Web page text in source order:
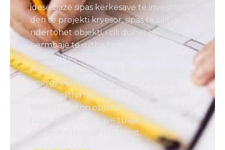
idesë bazë sipas kërkesave të investitorit,
deri te projekti kryesor, sipas të cilit do të
ndërtohet objekti, i cili duhet të
përmbajë të gjitha fazat: arkitekturë,
konstruksione (statikë), inxhinieri
hidraulike (ujësjellës dhe kanalizimet),
energji elektrike, inxhinieri mekanike
dhe të gjitha raportet e nevojshme. Fani-
kom projekton objektin tuaj me të gjitha
fazat, sipas kërkesave tuaja, deri në
marrjen e lejes së ndërtimit.